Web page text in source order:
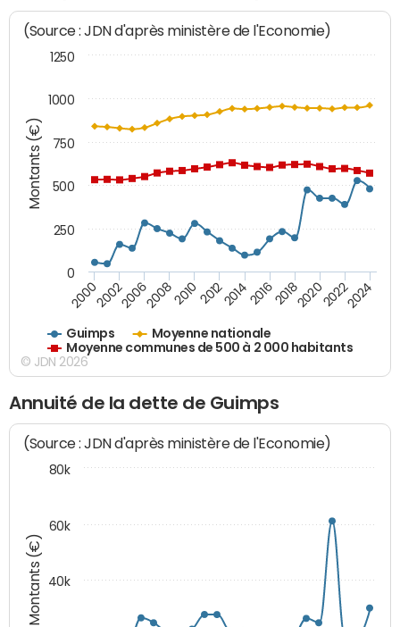
Montants (€)
(Source : JDN d'après ministère de l'Economie)
Guimps
Moyenne nationale
Moyenne communes de 500 à 2 000 habitants
200020022006200820102012201420162018202020222024
0
250
500
750
1000
1250
© JDN 2026
Annuité de la dette de Guimps
Montants (€)
(Source : JDN d'après ministère de l'Economie)
40k
60k
80k